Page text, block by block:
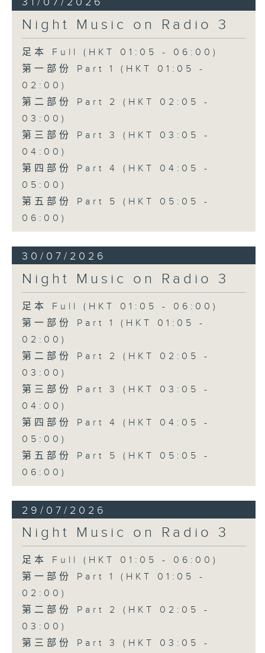
Night Music on Radio 3
足本 Full (HKT 01:05 - 06:00)
第一部份 Part 1 (HKT 01:05 -
02:00)
第二部份 Part 2 (HKT 02:05 -
03:00)
第三部份 Part 3 (HKT 03:05 -
04:00)
第四部份 Part 4 (HKT 04:05 -
05:00)
第五部份 Part 5 (HKT 05:05 -
06:00)
30/07/2026
Night Music on Radio 3
足本 Full (HKT 01:05 - 06:00)
第一部份 Part 1 (HKT 01:05 -
02:00)
第二部份 Part 2 (HKT 02:05 -
03:00)
第三部份 Part 3 (HKT 03:05 -
04:00)
第四部份 Part 4 (HKT 04:05 -
05:00)
第五部份 Part 5 (HKT 05:05 -
06:00)
29/07/2026
Night Music on Radio 3
足本 Full (HKT 01:05 - 06:00)
第一部份 Part 1 (HKT 01:05 -
02:00)
第二部份 Part 2 (HKT 02:05 -
03:00)
第三部份 Part 3 (HKT 03:05 -